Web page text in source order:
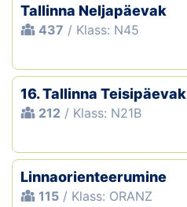
Ajalugu
Tallinna Neljapäevak
437 / Klass: N45
16. Tallinna Teisipäevak
212 / Klass: N21B
Linnaorienteerumine
115 / Klass: ORANZ